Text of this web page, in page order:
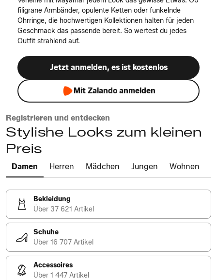
filigrane Armbänder, opulente Ketten oder funkelnde
Ohrringe, die hochwertigen Kollektionen halten für jeden
Geschmack das passende bereit. So wertest du jedes
Outfit strahlend auf.
Jetzt anmelden, es ist kostenlos
Mit Zalando anmelden
Registrieren und entdecken
Stylishe Looks zum kleinen
Preis
Damen Herren Mädchen Jungen Wohnen
Bekleidung
Über 37 621 Artikel
Schuhe
Über 16 707 Artikel
Accessoires
Über 1 447 Artikel